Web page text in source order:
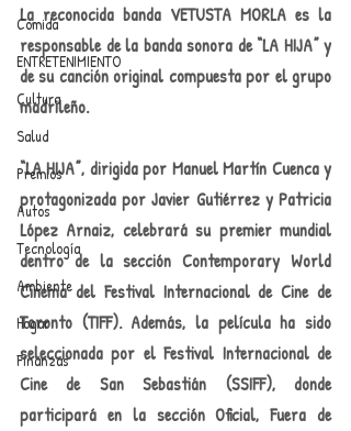
Comida
ENTRETENIMIENTO
Cultura
Salud
Premios
Autos
Tecnología
Ambiente
Hogar
Finanzas
La reconocida banda VETUSTA MORLA es la
responsable de la banda sonora de “LA HIJA” y
de su canción original compuesta por el grupo
madrileño.
“LA HIJA”, dirigida por Manuel Martín Cuenca y
protagonizada por Javier Gutiérrez y Patricia
López Arnaiz, celebrará su premier mundial
dentro de la sección Contemporary World
Cinema del Festival Internacional de Cine de
Toronto (TIFF). Además, la película ha sido
seleccionada por el Festival Internacional de
Cine de San Sebastián (SSIFF), donde
participará en la sección Oficial, Fuera de